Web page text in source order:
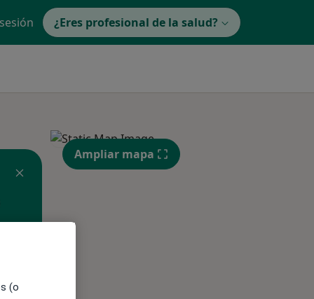
¿Eres profesional de la salud?
Ampliar mapa
(o